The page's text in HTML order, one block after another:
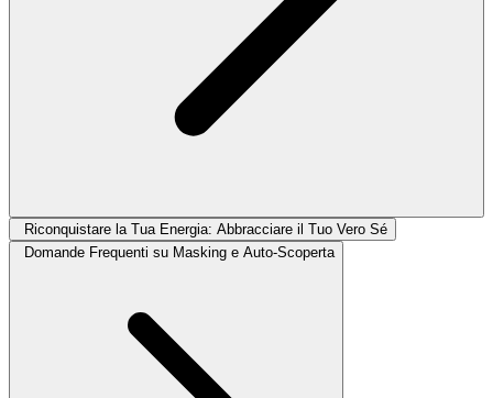
Riconquistare la Tua Energia: Abbracciare il Tuo Vero Sé
Domande Frequenti su Masking e Auto-Scoperta